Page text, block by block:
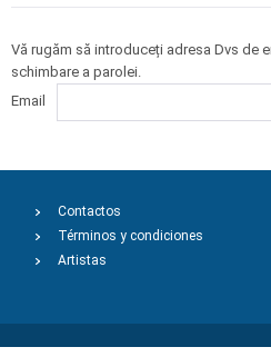
Vă rugăm să introduceți adresa Dvs de
schimbare a parolei.
Email
Contactos
Términos y condiciones
Artistas